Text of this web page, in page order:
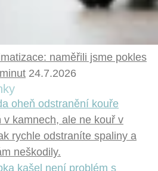
naměřili jsme pokles
24.7.2026
v kamnech, ale ne kouř v
rychle odstraníte spaliny a
neškodily.